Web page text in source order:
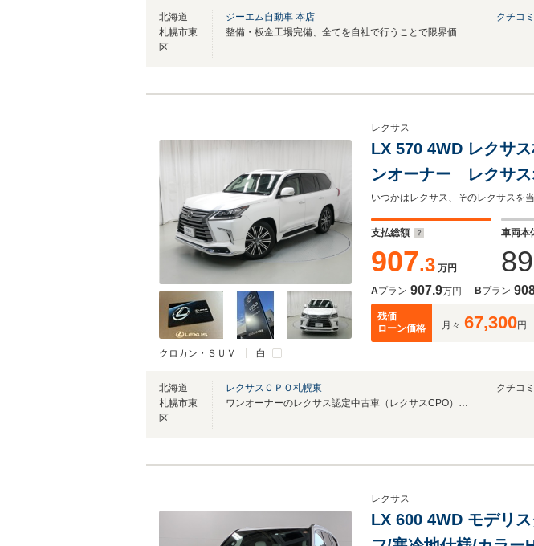
北海道
札幌市東
区
ジーエム自動車 本店
整備・板金工場完備、全てを自社で行うことで限界価格で良質のお車を展示しております
クチコ
クロカン・ＳＵＶ 白
レクサス
LX 570 4WD レクサ
ンオーナー レクサ
いつかはレクサス、そのレクサスを
支払総額
907.3 万円
車両本
Aプラン 907.9万円 Bプラン
残価
ローン価格
月々 67,300円
北海道
札幌市東
区
レクサスＣＰＯ札幌東
ワンオーナーのレクサス認定中古車（レクサスCPO）を中心に取り揃えております。
クチコ
レクサス
LX 600 4WD モデリ